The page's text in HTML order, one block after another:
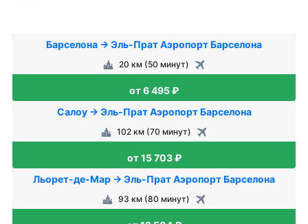
Барселона → Эль-Прат Аэропорт Барселона
20 км (50 минут)
от 6 495 ₽
Салоу → Эль-Прат Аэропорт Барселона
102 км (70 минут)
от 15 703 ₽
Льорет-де-Мар → Эль-Прат Аэропорт Барселона
93 км (80 минут)